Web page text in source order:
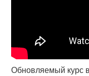
Обновляемый курс